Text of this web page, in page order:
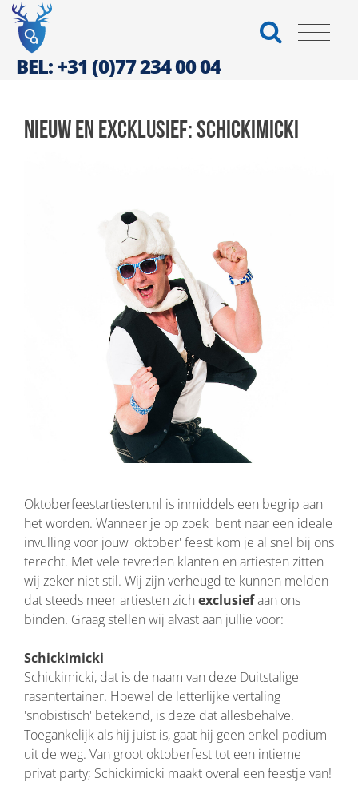
BEL: +31 (0)77 234 00 04
Nieuw en excklusief: Schickimicki
Oktoberfeestartiesten.nl is inmiddels een begrip aan
het worden. Wanneer je op zoek bent naar een ideale
invulling voor jouw 'oktober' feest kom je al snel bij ons
terecht. Met vele tevreden klanten en artiesten zitten
wij zeker niet stil. Wij zijn verheugd te kunnen melden
dat steeds meer artiesten zich exclusiefaan ons
binden. Graag stellen wij alvast aan jullie voor:
Schickimicki
Schickimicki, dat is de naam van deze Duitstalige
rasentertainer. Hoewel de letterlijke vertaling
'snobistisch' betekend, is deze dat allesbehalve.
Toegankelijk als hij juist is, gaat hij geen enkel podium
uit de weg. Van groot oktoberfest tot een intieme
privat party; Schickimicki maakt overal een feestje van!